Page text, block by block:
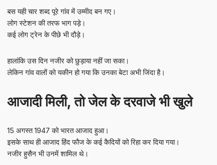
बस यही चार शब्द पूरे गांव में उम्मीद बन गए।
लोग स्टेशन की तरफ भाग पड़े।
कई लोग ट्रेन के पीछे भी दौड़े।
हालांकि उस दिन नजीर को छुड़ाया नहीं जा सका।
लेकिन गांव वालों को यकीन हो गया कि उनका बेटा अभी जिंदा है।
आजादी मिली, तो जेल के दरवाजे भी खुले
15 अगस्त 1947 को भारत आजाद हुआ।
इसके साथ ही आजाद हिंद फौज के कई कैदियों को रिहा कर दिया गया।
नजीर हुसैन भी उनमें शामिल थे।